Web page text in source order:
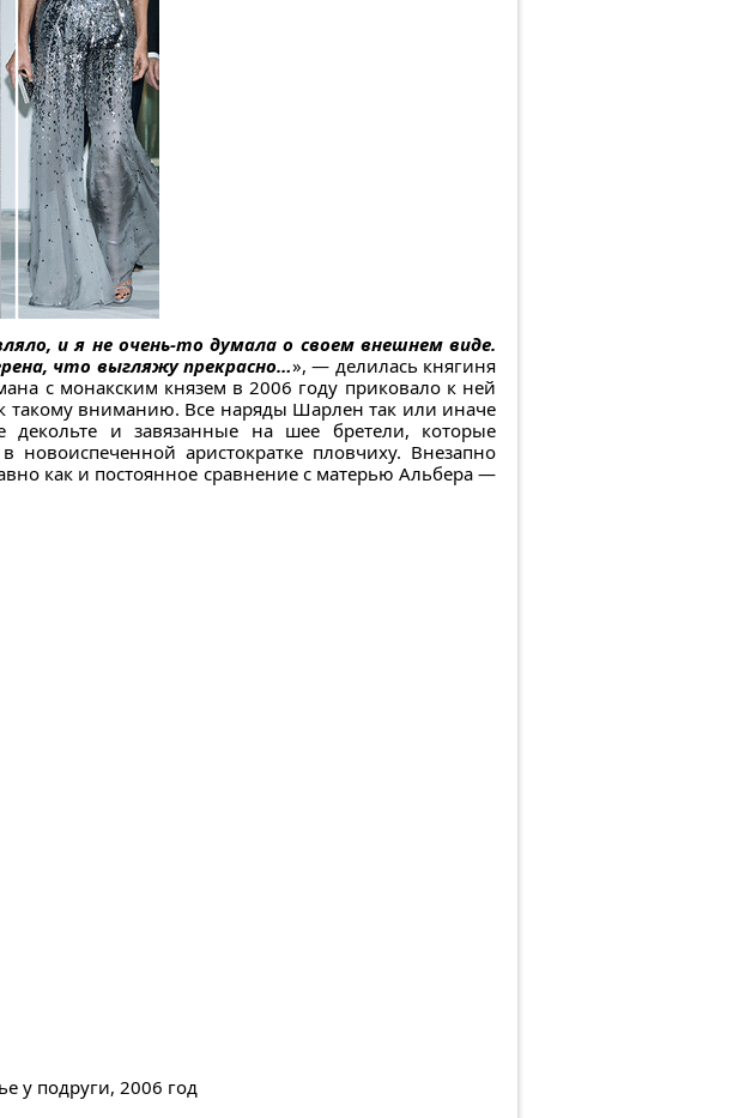
и я не очень-то думала о своем внешнем виде.
что выгляжу прекрасно…», — делилась княгиня
с монакским князем в 2006 году приковало к ней
такому вниманию. Все наряды Шарлен так или иначе
декольте и завязанные на шее бретели, которые
аристократке пловчиху. Внезапно
как и постоянное сравнение с матерью Альбера —
у подруги, 2006 год